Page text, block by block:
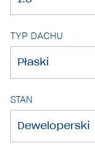
TYP DACHU
Płaski
STAN
Deweloperski